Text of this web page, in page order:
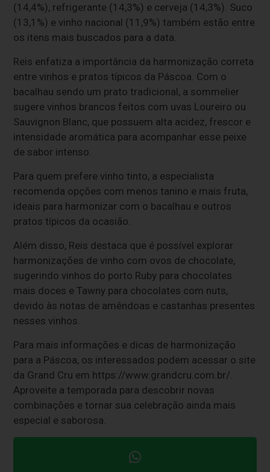
(14,4%), refrigerante (14,3%) e cerveja (14,3%). Suco
(13,1%) e vinho nacional (11,9%) também estão entre
os itens mais buscados para a data.
Reis enfatiza a importância da harmonização correta
entre vinhos e pratos típicos da Páscoa. Com o
bacalhau sendo um prato tradicional, a sommelier
sugere vinhos brancos feitos com uvas Loureiro ou
Sauvignon Blanc, que possuem alta acidez, frescor e
intensidade aromática para acompanhar esse peixe
de sabor intenso.
Para quem prefere vinho tinto, a especialista
recomenda opções com menos tanino e mais fruta,
ideais para harmonizar com o bacalhau e outros
pratos típicos da ocasião.
Além disso, Reis destaca que é possível explorar
harmonizações de vinho com ovos de chocolate,
sugerindo vinhos do porto Ruby para chocolates
mais doces e Tawny para chocolates com nuts,
devido às notas de amêndoas e castanhas presentes
nesses vinhos.
Para mais informações e dicas de harmonização
para a Páscoa, os interessados podem acessar o site
da Grand Cru em https://www.grandcru.com.br/.
Aproveite a temporada para descobrir novas
combinações e tornar sua celebração ainda mais
especial e saborosa.